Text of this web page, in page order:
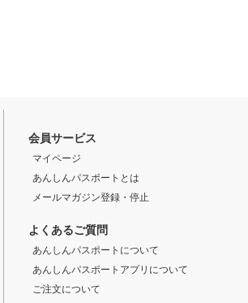
会員サービス
マイページ
あんしんパスポートとは
メールマガジン登録・停止
よくあるご質問
あんしんパスポートについて
あんしんパスポートアプリについて
ご注文について